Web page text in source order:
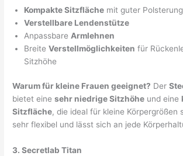
Kompakte Sitzfläche mit guter Polsterung
Verstellbare Lendenstütze
Anpassbare Armlehnen
BreiteVerstellmöglichkeiten für
Sitzhöhe
Warum für kleine Frauen geeignet? Der
bietet einesehr niedrige Sitzhöhe und eine
Sitzfläche, die ideal für kleine Körpergrößen
sehr flexibel und lässt sich an jede
3. Secretlab Titan